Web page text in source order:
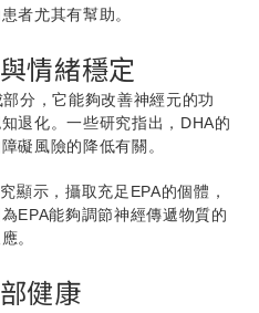
者尤其有幫助。
情緒穩定
分，它能夠改善神經元的功
退化。一些研究指出，DHA的
礙風險的降低有關。
顯示，攝取充足EPA的個體，
EPA能夠調節神經傳遞物質的
。
健康